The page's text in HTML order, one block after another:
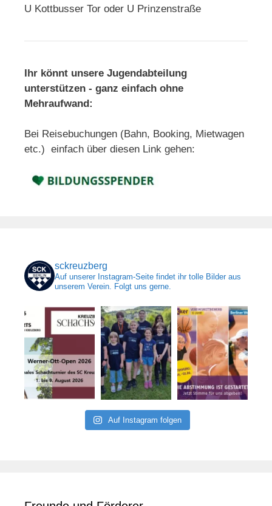
U Kottbusser Tor oder U Prinzenstraße
Ihr könnt unsere Jugendabteilung
unterstützen - ganz einfach ohne
Mehraufwand:
Bei Reisebuchungen (Bahn, Booking, Mietwagen
etc.) einfach über diesen Link gehen:
sckreuzberg
Auf unserer Instagram-Seite findet ihr tolle Bilder aus
unserem Verein. Folgt uns gerne.
Auf Instagram folgen